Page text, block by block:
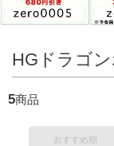
HGドラゴ
5商品
おすすめ順